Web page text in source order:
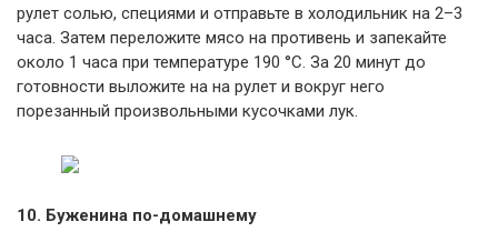
рулет солью, специями и отправьте в холодильник на 2–3
часа. Затем переложите мясо на противень и запекайте
около 1 часа при температуре 190 °С. За 20 минут до
готовности выложите на на рулет и вокруг него
порезанный произвольными кусочками лук.
10. Буженина по-домашнему